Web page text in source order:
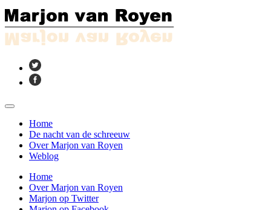
Home
De nacht van de schreeuw
Over Marjon van Royen
Weblog
Home
Over Marjon van Royen
Marjon op Twitter